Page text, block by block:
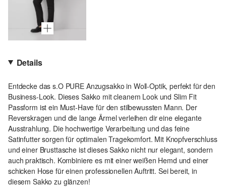
Details
Entdecke das s.O PURE Anzugsakko in Woll-Optik, perfekt für den
Business-Look. Dieses Sakko mit cleanem Look und Slim Fit
Passform ist ein Must-Have für den stilbewussten Mann. Der
Reverskragen und die lange Ärmel verleihen dir eine elegante
Ausstrahlung. Die hochwertige Verarbeitung und das feine
Satinfutter sorgen für optimalen Tragekomfort. Mit Knopfverschluss
und einer Brusttasche ist dieses Sakko nicht nur elegant, sondern
auch praktisch. Kombiniere es mit einer weißen Hemd und einer
schicken Hose für einen professionellen Auftritt. Sei bereit, in
diesem Sakko zu glänzen!